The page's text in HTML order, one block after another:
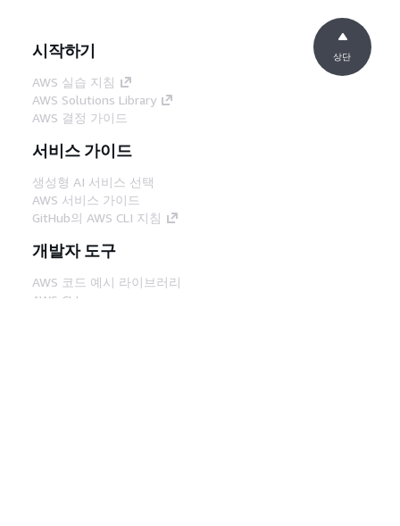
시작하기
AWS 실습 지침
AWS Solutions Library
AWS 결정 가이드
서비스 가이드
생성형 AI 서비스 선택
AWS 서비스 가이드
GitHub의 AWS CLI 지침
개발자 도구
AWS 코드 예시 라이브러리
AWS CLI
상단